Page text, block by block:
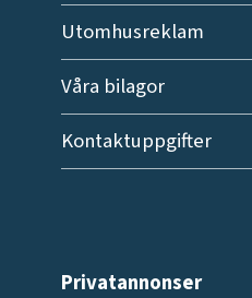
Utomhusreklam
Våra bilagor
Kontaktuppgifter
Privatannonser